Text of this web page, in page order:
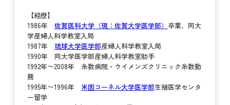
【経歴】
1986年 佐賀医科大学（現：佐賀大学医学部） 卒業、同大
学産婦人科学教室入局
1987年 琉球大学医学部産婦人科学教室入局
1990年 同大学医学部産婦人科学教室助手
1992年〜2008年 糸数病院・ウイメンズクリニック糸数勤
務
1995年〜1996年 米国コーネル大学医学部生殖医学センタ
ー留学